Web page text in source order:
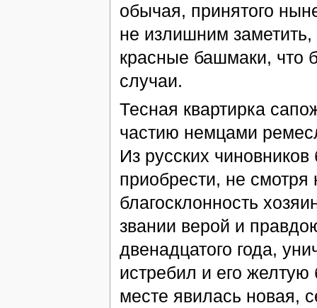
обычая, принятого
не излишним
красные башмаки, что
случаи.
Тесная квартирка
частию немцами
Из русских
приобрести, не
благосклонность
звании верой и
двенадцатого года,
истребил и его желтую
месте явилась новая,